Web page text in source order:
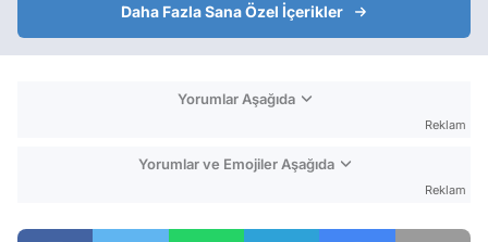
Daha Fazla Sana Özel İçerikler
Yorumlar Aşağıda
Reklam
Yorumlar ve Emojiler Aşağıda
Reklam